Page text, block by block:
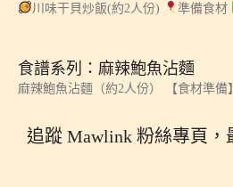
川味干貝炒飯(約2人份) 準備食材
食譜系列：麻辣鮑魚沾麵
麻辣鮑魚沾麵（約2人份） 【食材準備
追蹤 Mawlink 粉絲專頁，